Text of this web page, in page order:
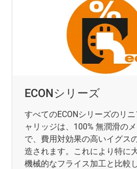
ECONシリーズ
すべてのECONシリーズのリ
ャリッジは、100% 無潤滑の
で、費用対効果の高いイグス
造されます。これにより特に
機械的なフライス加工と比較